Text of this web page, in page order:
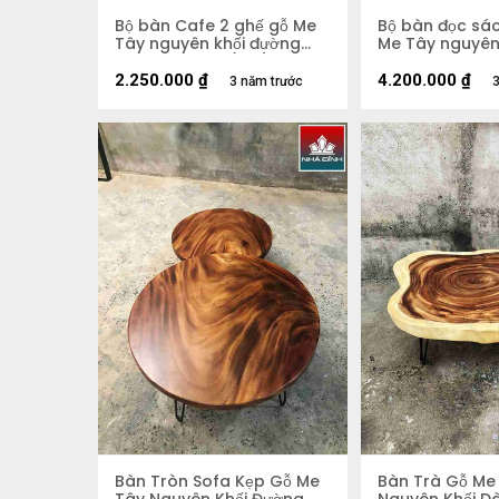
Bộ bàn Cafe 2 ghế gỗ Me
Tây nguyên khối đường
kính 66 dày 5 (cm)
3 năm trước
2.250.000 ₫
Bộ bàn đọc
Me Tây
1m07 rộng
dày 7 (cm)
4.200.000 ₫
Bàn Tròn Sofa Kẹp Gỗ Me
Bàn Trà Gỗ